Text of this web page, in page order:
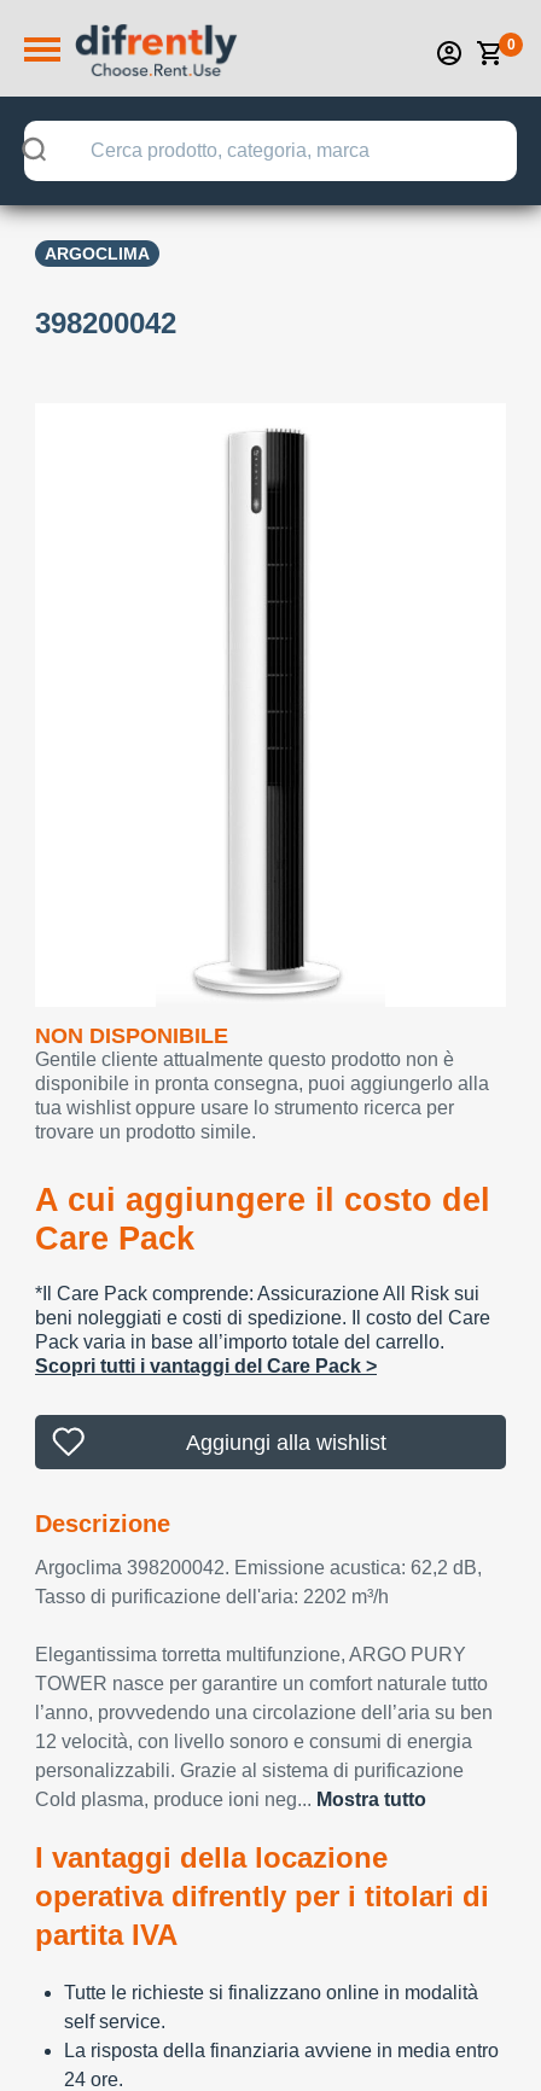
0
ARGOCLIMA
398200042
NON DISPONIBILE
Gentile cliente attualmente questo prodotto non è
disponibile in pronta consegna, puoi aggiungerlo alla
tua wishlist oppure usare lo strumento ricerca per
trovare un prodotto simile.
A cui aggiungere il costo del
Care Pack
*Il Care Pack comprende: Assicurazione All Risk sui
beni noleggiati e costi di spedizione. Il costo del Care
Pack varia in base all’importo totale del carrello.
Scopri tutti i vantaggi del Care Pack >
Aggiungi alla wishlist
Descrizione
Argoclima 398200042. Emissione acustica: 62,2 dB,
Tasso di purificazione dell'aria: 2202 m³/h
Elegantissima torretta multifunzione, ARGO PURY
TOWER nasce per garantire un comfort naturale tutto
l’anno, provvedendo una circolazione dell’aria su ben
12 velocità, con livello sonoro e consumi di energia
personalizzabili. Grazie al sistema di purificazione
Cold plasma, produce ioni neg... Mostra tutto
I vantaggi della locazione
operativa difrently per i titolari di
partita IVA
Tutte le richieste si finalizzano online in modalità
self service.
La risposta della finanziaria avviene in media entro
24 ore.